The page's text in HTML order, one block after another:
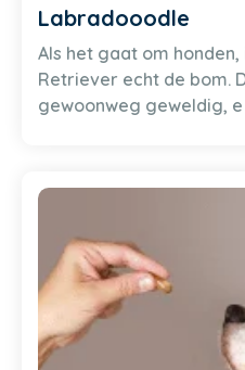
Labradooodle
Als het gaat om
Retriever echt de bom.
gewoonweg geweldig, e